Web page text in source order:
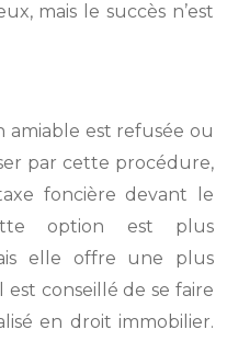
mais le succès n’est
amiable est refusée ou
par cette procédure,
foncière devant le
option est plus
elle offre une plus
conseillé de se faire
en droit immobilier.